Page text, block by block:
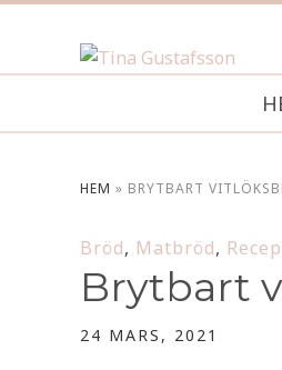
HEM » BRYTBART
Bröd, Matbröd,
Brytbart
24 MARS, 2021